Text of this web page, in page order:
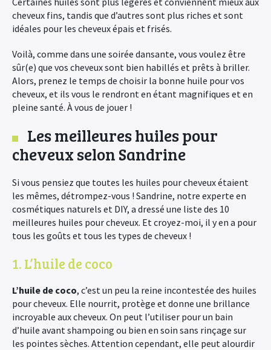
cheveux fins, tandis que d’autres sont plus riches et sont
idéales pour les cheveux épais et frisés.
Voilà, comme dans une soirée dansante, vous voulez être
sûr(e) que vos cheveux sont bien habillés et prêts à briller.
Alors, prenez le temps de choisir la bonne huile pour vos
cheveux, et ils vous le rendront en étant magnifiques et en
pleine santé. À vous de jouer !
Les meilleures huiles pour
cheveux selon Sandrine
Si vous pensiez que toutes les huiles pour cheveux étaient
les mêmes, détrompez-vous ! Sandrine, notre experte en
cosmétiques naturels et DIY, a dressé une liste des 10
meilleures huiles pour cheveux. Et croyez-moi, il y en a pour
tous les goûts et tous les types de cheveux !
1. L’huile de coco
L’huile de coco, c’est un peu la reine incontestée des huiles
pour cheveux. Elle nourrit, protège et donne une brillance
incroyable aux cheveux. On peut l’utiliser pour un bain
d’huile avant shampoing ou bien en soin sans rinçage sur
les pointes sèches. Attention cependant, elle peut alourdir